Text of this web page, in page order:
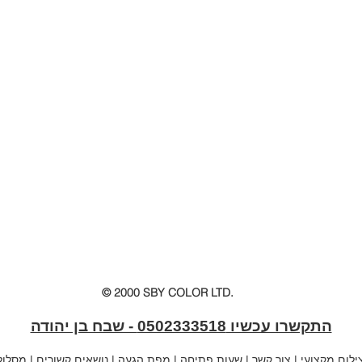
© 2000 SBY COLOR LTD.
התקשרו עכשיו 0502333518 - שבח בן יהודה